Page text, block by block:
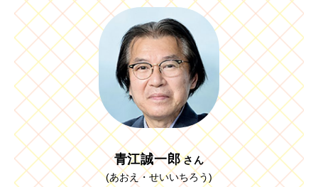
青江誠一郎 さん
(あおえ・せいいちろう)